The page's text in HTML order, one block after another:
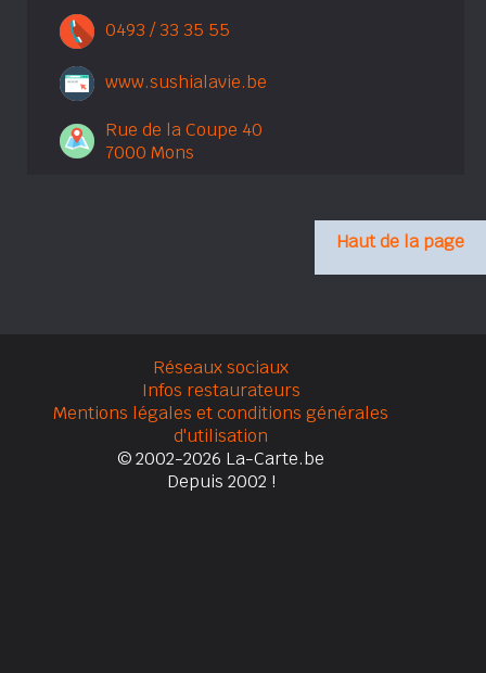
0493 / 33 35 55
www.sushialavie.be
Rue de la Coupe 40
7000 Mons
Haut de la page
Réseaux sociaux
Infos restaurateurs
Mentions légales et conditions générales
d'utilisation
© 2002-2026 La-Carte.be
Depuis 2002 !